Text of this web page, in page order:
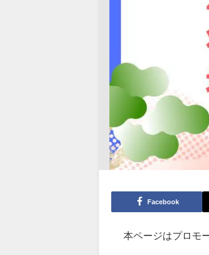
Facebook
本ページはプロモ